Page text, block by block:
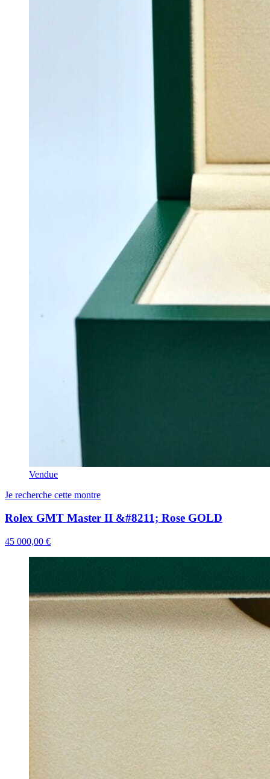
Vendue
Je recherche cette montre
Rolex GMT Master II &#8211; Rose GOLD
45 000,00 €